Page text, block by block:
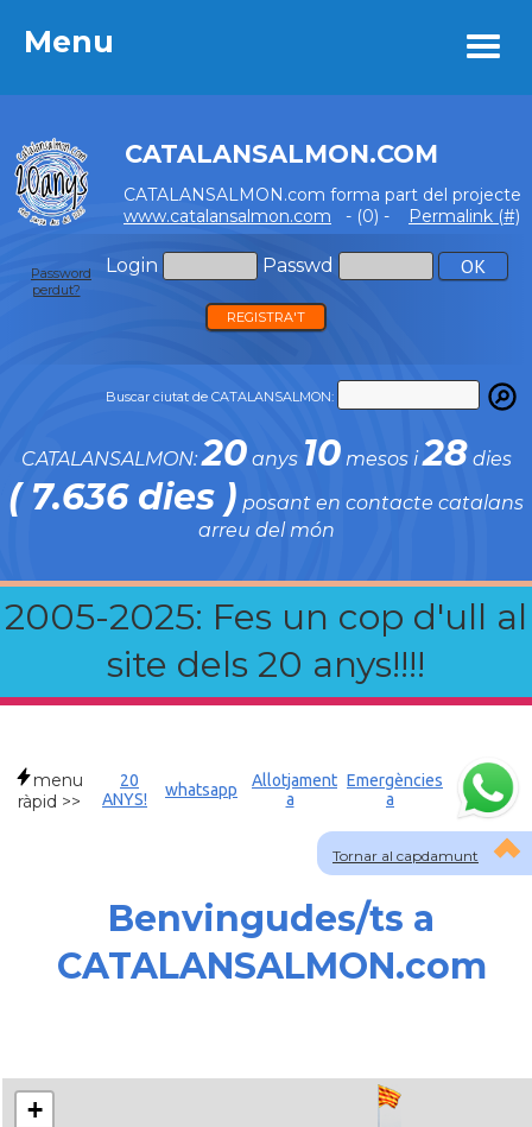
Menu
CATALANSALMON.COM
CATALANSALMON.com forma part del projecte
www.catalansalmon.com - (0) - Permalink (#)
Login Passwd
Password
perdut?
REGISTRA'T
Buscar ciutat de CATALANSALMON:
CATALANSALMON:20anys 10mesos i28 dies
( 7.636 dies ) posant en contacte catalans
arreu del món
2005-2025: Fes un cop d'ull al
site dels 20 anys!!!!
Menu
Tornar al capdamunt
menu
ràpid >>
20
ANYS!
whatsapp
Allotjament
a
Emergències
a
Benvingudes/ts a
CATALANSALMON.com
+